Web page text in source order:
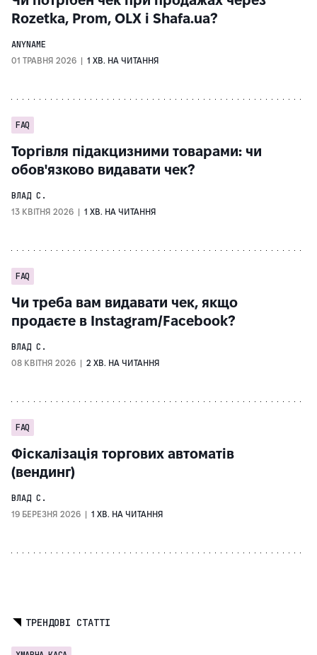
Rozetka, Prom, OLX і Shafa.ua?
ANYNAME
01 ТРАВНЯ 2026 | 1 ХВ. НА ЧИТАННЯ
FAQ
Торгівля підакцизними товарами: чи
обов'язково видавати чек?
ВЛАД С.
13 КВІТНЯ 2026 | 1 ХВ. НА ЧИТАННЯ
FAQ
Чи треба вам видавати чек, якщо
продаєте в Instagram/Facebook?
ВЛАД С.
08 КВІТНЯ 2026 | 2 ХВ. НА ЧИТАННЯ
FAQ
Фіскалізація торгових автоматів
(вендинг)
ВЛАД С.
19 БЕРЕЗНЯ 2026 | 1 ХВ. НА ЧИТАННЯ
ТРЕНДОВІ СТАТТІ